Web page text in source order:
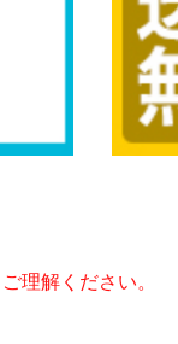
理解ください。